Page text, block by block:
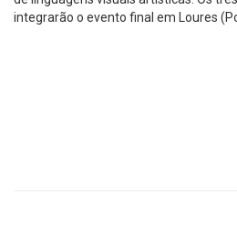
integrarão o evento final em Loures